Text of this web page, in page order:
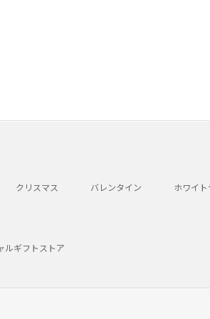
クリスマス バレンタイン ホワイ
ルギフトストア